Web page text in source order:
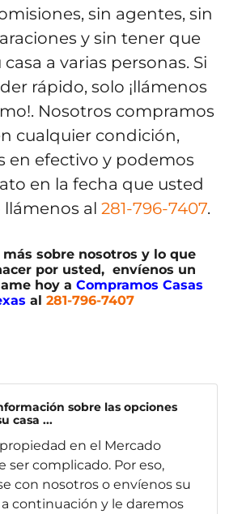
sin agentes, sin
y sin tener que
a varias personas. Si
rápido, solo ¡llámenos
Nosotros compramos
cualquier condición,
en efectivo y podemos
en la fecha que usted
llámenos al 281-796-7407.
más sobre nosotros y lo que
por usted, envíenos un
hoy a Compramos Casas
al 281-796-7407
sobre las opciones
casa ...
en el Mercado
ser complicado. Por eso,
con nosotros o envíenos su
continuación y le daremos